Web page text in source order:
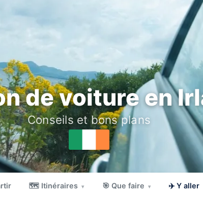
de voiture en
Conseils et bons plans
🗺 Itinéraires ▾ 🎯 Que faire ▾ ✈️ Y aller